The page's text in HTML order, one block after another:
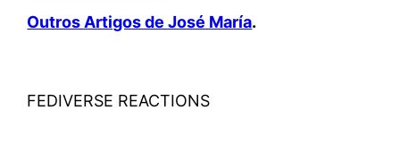
Outros Artigos de José María.
FEDIVERSE REACTIONS